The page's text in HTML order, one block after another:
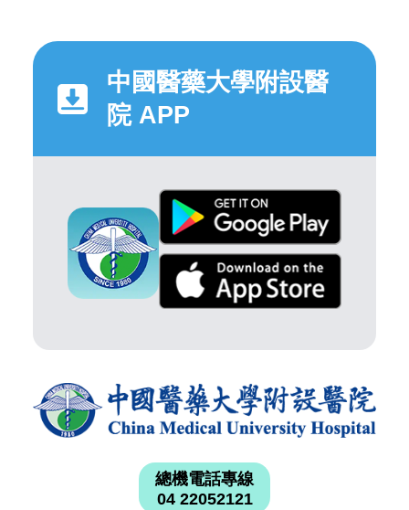
中國醫藥大學附設醫
院 APP
總機電話專線
04 22052121